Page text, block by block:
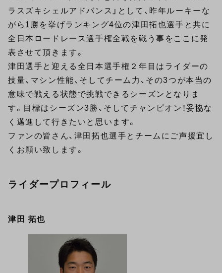
ラスズキシェルアドバンス」として、昨年ルーキーな
がら1勝を挙げランキング4位の津田拓也選手と共に
全日本ロードレース選手権全戦を戦う事をここに発
表させて頂きます。
津田選手と迎える全日本選手権２年目はライダーの
技量、マシン性能、そしてチーム力、その3つが本当の
意味で戦える状態で挑戦できるシーズンとなりま
す。目標はシーズン3勝、そしてチャンピオン！妥協な
く邁進して行きたいと思います。
ファンの皆さん、津田拓也選手とチームにご声援宜し
くお願い致します。
ライダープロフィール
津田 拓也